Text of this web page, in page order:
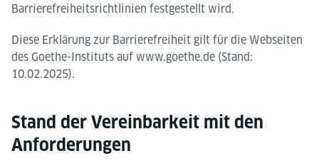
Barrierefreiheitsrichtlinien festgestellt wird.
Diese Erklärung zur Barrierefreiheit gilt für die Webseiten
des Goethe-Instituts auf www.goethe.de (Stand:
10.02.2025).
Stand der Vereinbarkeit mit den
Anforderungen